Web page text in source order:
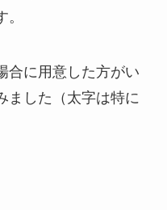
合に用意した方がい
ました（太字は特に